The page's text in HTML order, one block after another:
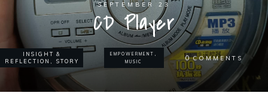
SEPTEMBER 23
CD Player
INSIGHT &
REFLECTION , STORY
EMPOWERMENT ,
MUSIC 0 COMMENTS